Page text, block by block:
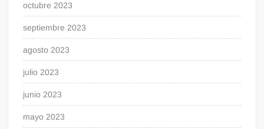
octubre 2023
septiembre 2023
agosto 2023
julio 2023
junio 2023
mayo 2023